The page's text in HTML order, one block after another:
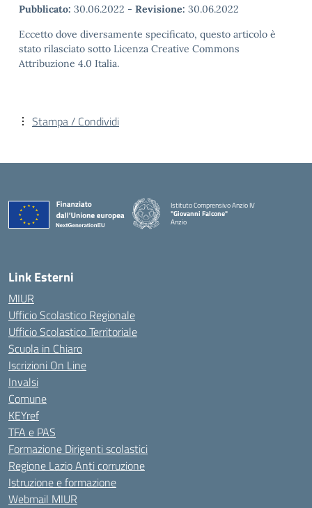
Pubblicato: 30.06.2022 - Revisione: 30.06.2022
Eccetto dove diversamente specificato, questo articolo è
stato rilasciato sotto Licenza Creative Commons
Attribuzione 4.0 Italia.
Stampa / Condividi
Istituto Comprensivo Anzio IV
"Giovanni Falcone"
Anzio
Link Esterni
MIUR
Ufficio Scolastico Regionale
Ufficio Scolastico Territoriale
Scuola in Chiaro
Iscrizioni On Line
Invalsi
Comune
KEYref
TFA e PAS
Formazione Dirigenti scolastici
Regione Lazio Anti corruzione
Istruzione e formazione
Webmail MIUR